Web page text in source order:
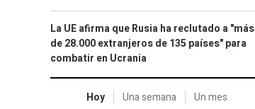
La UE afirma que Rusia ha reclutado a "más
de 28.000 extranjeros de 135 países" para
combatir en Ucrania
Hoy Una semana Un mes